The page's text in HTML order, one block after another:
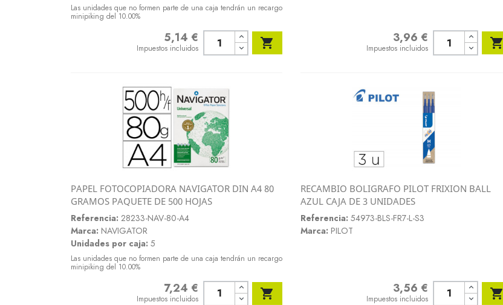
Las unidades que no formen parte de una caja tendrán un recargo
minipiking del 10.00%
5,14 €
Impuestos incluidos  3,96 €
Impuestos incluidos 
Vista rápida
PAPEL FOTOCOPIADORA NAVIGATOR DIN A4 80
GRAMOS PAQUETE DE 500 HOJAS
Referencia: 28233-NAV-80-A4
Marca: NAVIGATOR
Unidades por caja: 5
Las unidades que no formen parte de una caja tendrán un recargo
minipiking del 10.00%
7,24 €
Impuestos incluidos 
Vista rápida
RECAMBIO BOLIGRAFO PILOT FRIXION BALL
AZUL CAJA DE 3 UNIDADES
Referencia: 54973-BLS-FR7-L-S3
Marca: PILOT
3,56 €
Impuestos incluidos 